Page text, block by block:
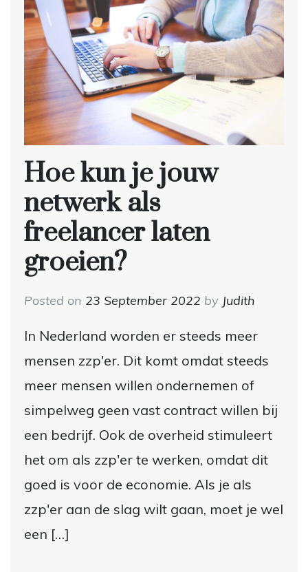
Hoe kun je jouw
netwerk als
freelancer laten
groeien?
Posted on 23 September 2022 by Judith
In Nederland worden er steeds meer
mensen zzp'er. Dit komt omdat steeds
meer mensen willen ondernemen of
simpelweg geen vast contract willen bij
een bedrijf. Ook de overheid stimuleert
het om als zzp'er te werken, omdat dit
goed is voor de economie. Als je als
zzp'er aan de slag wilt gaan, moet je wel
een […]